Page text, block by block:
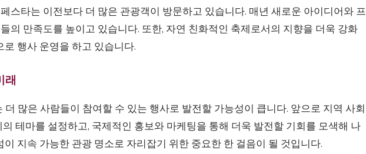
스타는 이전보다 더 많은 관광객이 방문하고 있습니다. 매년 새로운 아이디어와 프
의 만족도를 높이고 있습니다. 또한, 자연 친화적인 축제로서의 지향을 더욱 강화
행사 운영을 하고 있습니다.
래
더 많은 사람들이 참여할 수 있는 행사로 발전할 가능성이 큽니다. 앞으로 지역 사회
테마를 설정하고, 국제적인 홍보와 마케팅을 통해 더욱 발전할 기회를 모색해 나
이 지속 가능한 관광 명소로 자리잡기 위한 중요한 한 걸음이 될 것입니다.